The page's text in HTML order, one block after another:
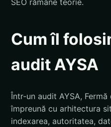
Cum îl
audit AYSA
Într-un audit AYSA,
împreună cu arhitectura
indexarea, autoritatea,